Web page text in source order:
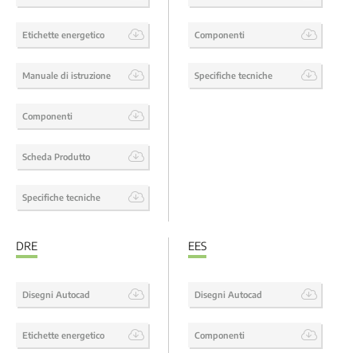
Etichette energetico
Manuale di istruzione
Componenti
Scheda Produtto
Specifiche tecniche
Componenti
Specifiche tecniche
DRE
Disegni Autocad
Etichette energetico
EES
Disegni Autocad
Componenti